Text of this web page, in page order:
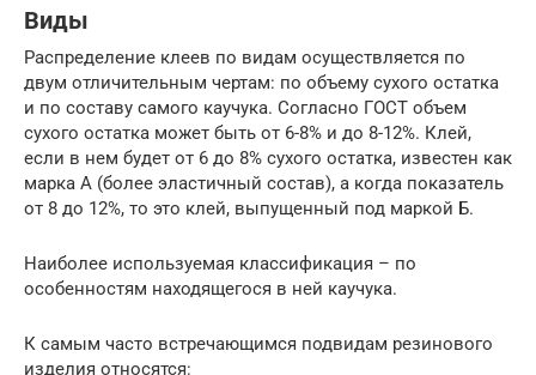
Виды
Распределение клеев по видам осуществляется по
двум отличительным чертам: по объему сухого остатка
и по составу самого каучука. Согласно ГОСТ объем
сухого остатка может быть от 6-8% и до 8-12%. Клей,
если в нем будет от 6 до 8% сухого остатка, известен как
марка А (более эластичный состав), а когда показатель
от 8 до 12%, то это клей, выпущенный под маркой Б.
Наиболее используемая классификация – по
особенностям находящегося в ней каучука.
К самым часто встречающимся подвидам резинового
изделия относятся: